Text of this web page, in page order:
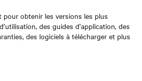
obtenir les versions les plus
des guides d’application, des
des logiciels à télécharger et plus